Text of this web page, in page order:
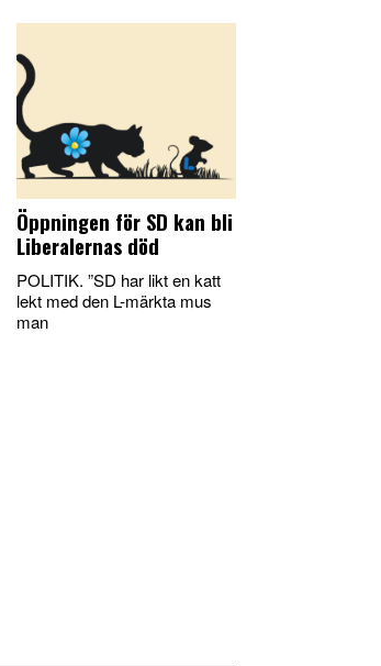
Öppningen för SD kan bli
Liberalernas död
POLITIK. ”SD har likt en katt
lekt med den L-märkta mus
man